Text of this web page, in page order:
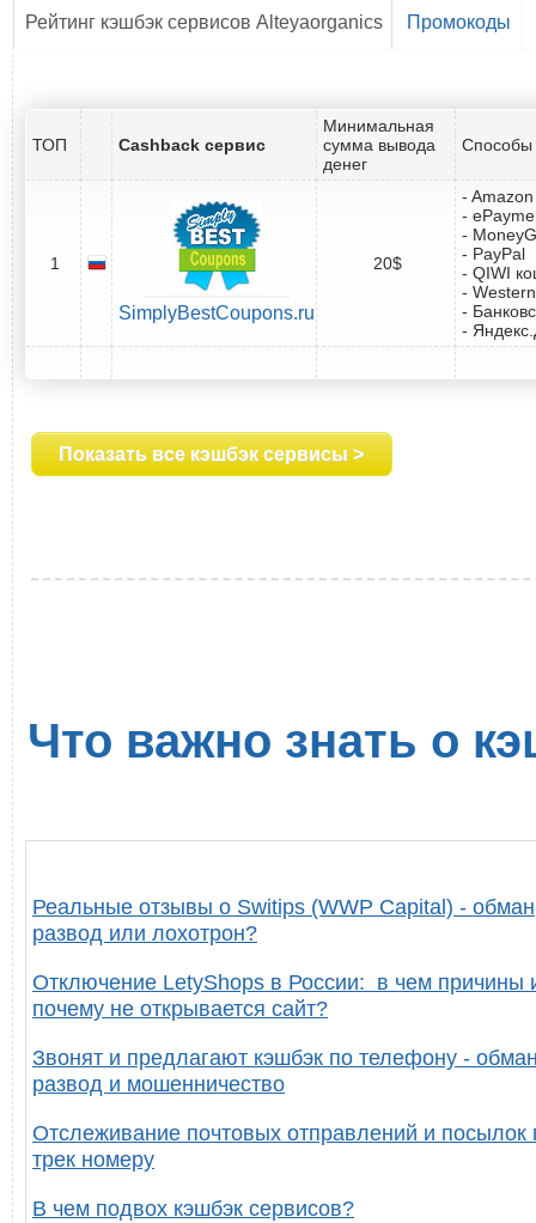
Рейтинг кэшбэк сервисов Alteyaorganics Промокоды
ТОП Cashback сервис
Минимальная
сумма вывода
денег
Способы
1
SimplyBestCoupons.ru
20$
-
-
-
- PayPal
- QIWI
-
-
-
Показать все кэшбэк сервисы >
Что важно знать о
Реальные отзывы о Switips (WWP Capital) -
развод или лохотрон?
Отключение LetyShops в России: в чем причины
почему не открывается сайт?
Звонят и предлагают кэшбэк по телефону -
развод и мошенничество
Отслеживание почтовых отправлений и посылок
трек номеру
В чем подвох кэшбэк сервисов?